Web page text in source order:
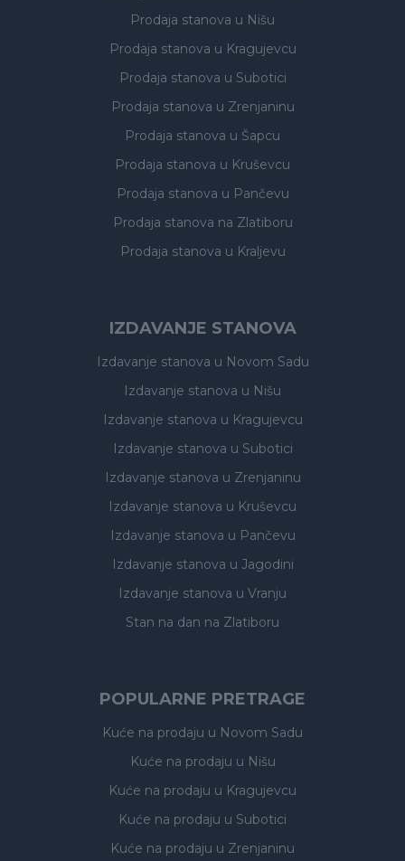
Prodaja stanova u Nišu
Prodaja stanova u Kragujevcu
Prodaja stanova u Subotici
Prodaja stanova u Zrenjaninu
Prodaja stanova u Šapcu
Prodaja stanova u Kruševcu
Prodaja stanova u Pančevu
Prodaja stanova na Zlatiboru
Prodaja stanova u Kraljevu
IZDAVANJE STANOVA
Izdavanje stanova u Novom Sadu
Izdavanje stanova u Nišu
Izdavanje stanova u Kragujevcu
Izdavanje stanova u Subotici
Izdavanje stanova u Zrenjaninu
Izdavanje stanova u Kruševcu
Izdavanje stanova u Pančevu
Izdavanje stanova u Jagodini
Izdavanje stanova u Vranju
Stan na dan na Zlatiboru
POPULARNE PRETRAGE
Kuće na prodaju u Novom Sadu
Kuće na prodaju u Nišu
Kuće na prodaju u Kragujevcu
Kuće na prodaju u Subotici
Kuće na prodaju u Zrenjaninu